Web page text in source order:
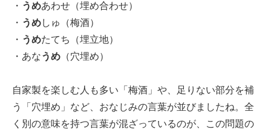
・ うめあわせ（埋め合わせ）
・ うめしゅ（梅酒）
・ うめたてち（埋立地）
・あなうめ （穴埋め）
自家製を楽しむ人も多い「梅酒」や、足りない部分を補
う「穴埋め」など、おなじみの言葉が並びましたね。全
く別の意味を持つ言葉が混ざっているのが、この問題の